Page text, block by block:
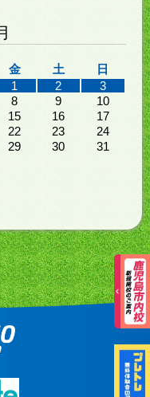
金 土
日
1
2
3
8 9
10
15 16
17
22 23
24
29 30 31